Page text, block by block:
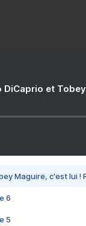
DiCaprio et
Maguire, c'est lui !
6
5